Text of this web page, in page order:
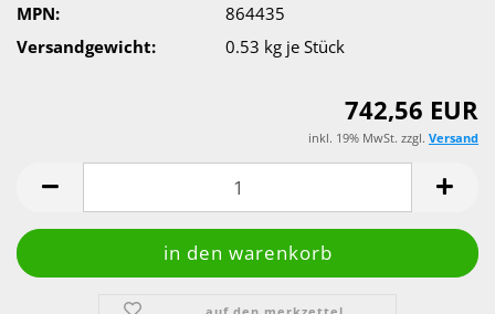
MPN:
864435
Versandgewicht:
0.53 kg je Stück
742,56 EUR
inkl. 19% MwSt. zzgl. Versand